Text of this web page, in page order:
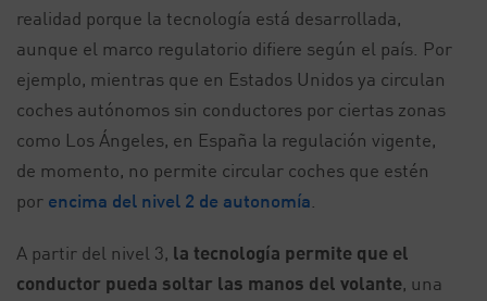
realidad porque la tecnología está desarrollada,
aunque el marco regulatorio difiere según el país. Por
ejemplo, mientras que en Estados Unidos ya circulan
coches autónomos sin conductores por ciertas zonas
como Los Ángeles, en España la regulación vigente,
de momento, no permite circular coches que estén
por encima del nivel 2 de autonomía
A partir del nivel 3, la tecnología permite que el
conductor pueda soltar las manos del volante, una